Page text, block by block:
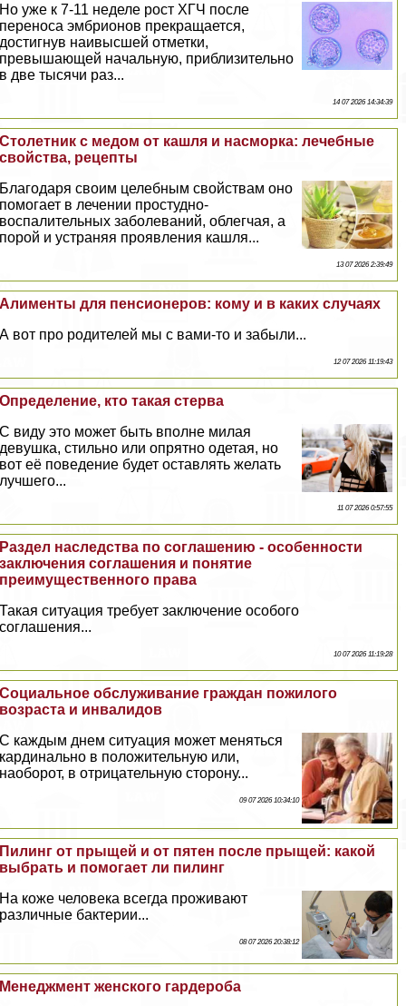
Но уже к 7-11 неделе рост ХГЧ после
переноса эмбрионов прекращается,
достигнув наивысшей отметки,
превышающей начальную, приблизительно
в две тысячи раз...
14 07 2026 14:34:39
Столетник с медом от кашля и насморка: лечебные
свойства, рецепты
Благодаря своим целебным свойствам оно
помогает в лечении простудно-
воспалительных заболеваний, облегчая, а
порой и устраняя проявления кашля...
13 07 2026 2:39:49
Алименты для пенсионеров: кому и в каких случаях
А вот про родителей мы с вами-то и забыли...
12 07 2026 11:19:43
Определение, кто такая стepва
С виду это может быть вполне милая
дeвyшка, стильно или опрятно одетая, но
вот её поведение будет оставлять желать
лучшего...
11 07 2026 0:57:55
Раздел наследства по соглашению - особенности
заключения соглашения и понятие
преимущественного права
Такая ситуация требует заключение особого
соглашения...
10 07 2026 11:19:28
Социальное обслуживание граждан пожилого
возраста и инвалидов
С каждым днем ситуация может меняться
кардинально в положительную или,
наоборот, в отрицательную сторону...
09 07 2026 10:34:10
Пилинг от прыщей и от пятен после прыщей: какой
выбрать и помогает ли пилинг
На коже человека всегда проживают
различные бактерии...
08 07 2026 20:38:12
Менеджмент женского гардероба